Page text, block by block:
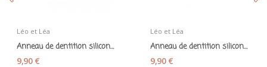
Léo et Léa
Anneau de dentition silicone "grand ours" ice...
9,90 €
Léo et Léa
Anneau de dentition silicone "grand ours"...
9,90 €